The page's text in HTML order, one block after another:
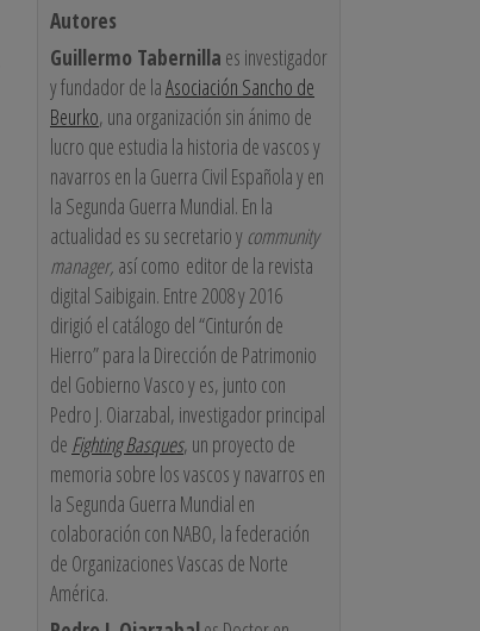
Autores
Guillermo Tabernilla es investigador
y fundador de laAsociación Sancho de
Beurko, una organización sin ánimo de
lucro que estudia la historia de vascos y
navarros en la Guerra Civil Española y en
la Segunda Guerra Mundial. En la
actualidad es su secretario ycommunity
manager, así como editor de la revista
digital Saibigain. Entre 2008 y 2016
dirigió el catálogo del “Cinturón de
Hierro” para la Dirección de Patrimonio
del Gobierno Vasco y es, junto con
Pedro J. Oiarzabal, investigador principal
de Fighting Basques, un proyecto de
memoria sobre los vascos y navarros en
la Segunda Guerra Mundial en
colaboración con NABO, la federación
de Organizaciones Vascas de Norte
América.